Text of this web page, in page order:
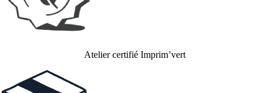
Atelier certifié Imprim’vert